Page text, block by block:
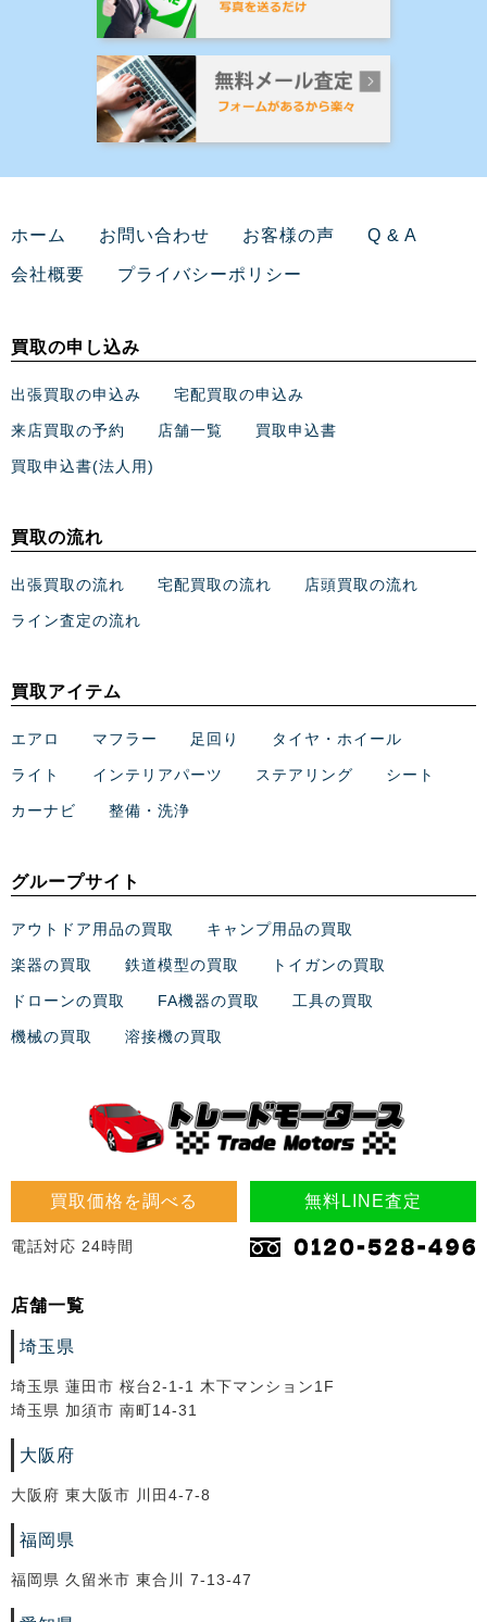
買取価格を調べる 無料LINE査定
電話対応 24時間
店舗一覧
埼玉県
埼玉県 蓮田市 桜台2-1-1 木下マンション1F
埼玉県 加須市 南町14-31
大阪府
大阪府 東大阪市 川田4-7-8
福岡県
福岡県 久留米市 東合川 7-13-47
ホーム お問い合わせ お客様の声 Q & A
会社概要 プライバシーポリシー
買取の申し込み
出張買取の申込み 宅配買取の申込み
来店買取の予約 店舗一覧 買取申込書
買取申込書(法人用)
買取の流れ
出張買取の流れ 宅配買取の流れ 店頭買取の流れ
ライン査定の流れ
買取アイテム
エアロ マフラー 足回り タイヤ・ホイール
ライト インテリアパーツ ステアリング シート
カーナビ 整備・洗浄
グループサイト
アウトドア用品の買取 キャンプ用品の買取
楽器の買取 鉄道模型の買取 トイガンの買取
ドローンの買取 FA機器の買取 工具の買取
機械の買取 溶接機の買取